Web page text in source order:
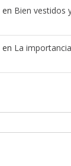
en Bien vestidos
en La